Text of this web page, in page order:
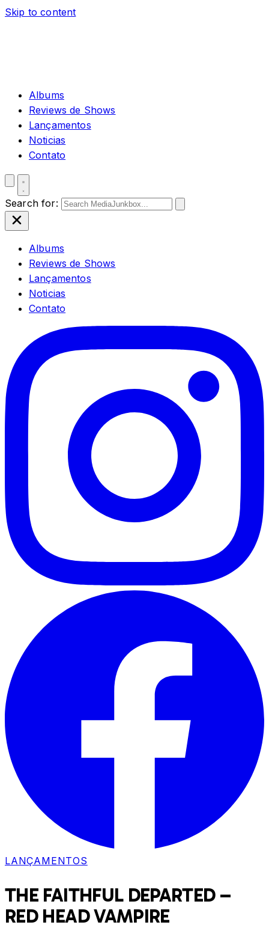
Skip to content
Albums
Reviews de Shows
Lançamentos
Noticias
Contato
Search for:
Albums
Reviews de Shows
Lançamentos
Noticias
Contato
LANÇAMENTOS
THE FAITHFUL DEPARTED –
RED HEAD VAMPIRE